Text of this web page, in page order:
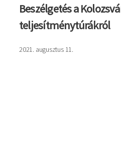
Beszélgetés a
teljesítménytúrákról
2021. augusztus 11.